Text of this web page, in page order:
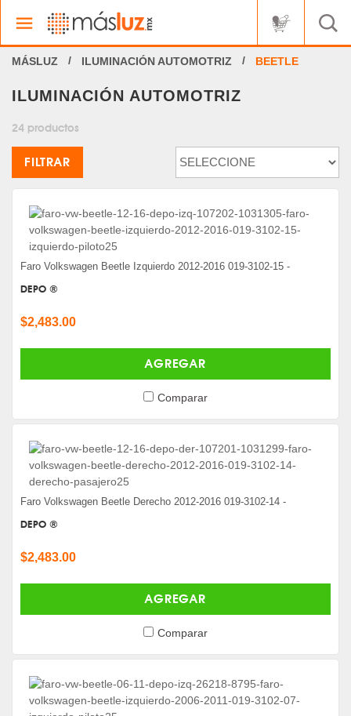
ILUMINACIÓN AUTOMOTRIZ BEETLE
ILUMINACIÓN AUTOMOTRIZ
24 productos
FILTRAR
Faro Volkswagen Beetle Izquierdo 2012-2016 019-3102-15 -
DEPO ®
$2,483.00
AGREGAR
Comparar
Faro Volkswagen Beetle Derecho 2012-2016 019-3102-14 -
DEPO ®
$2,483.00
AGREGAR
Comparar